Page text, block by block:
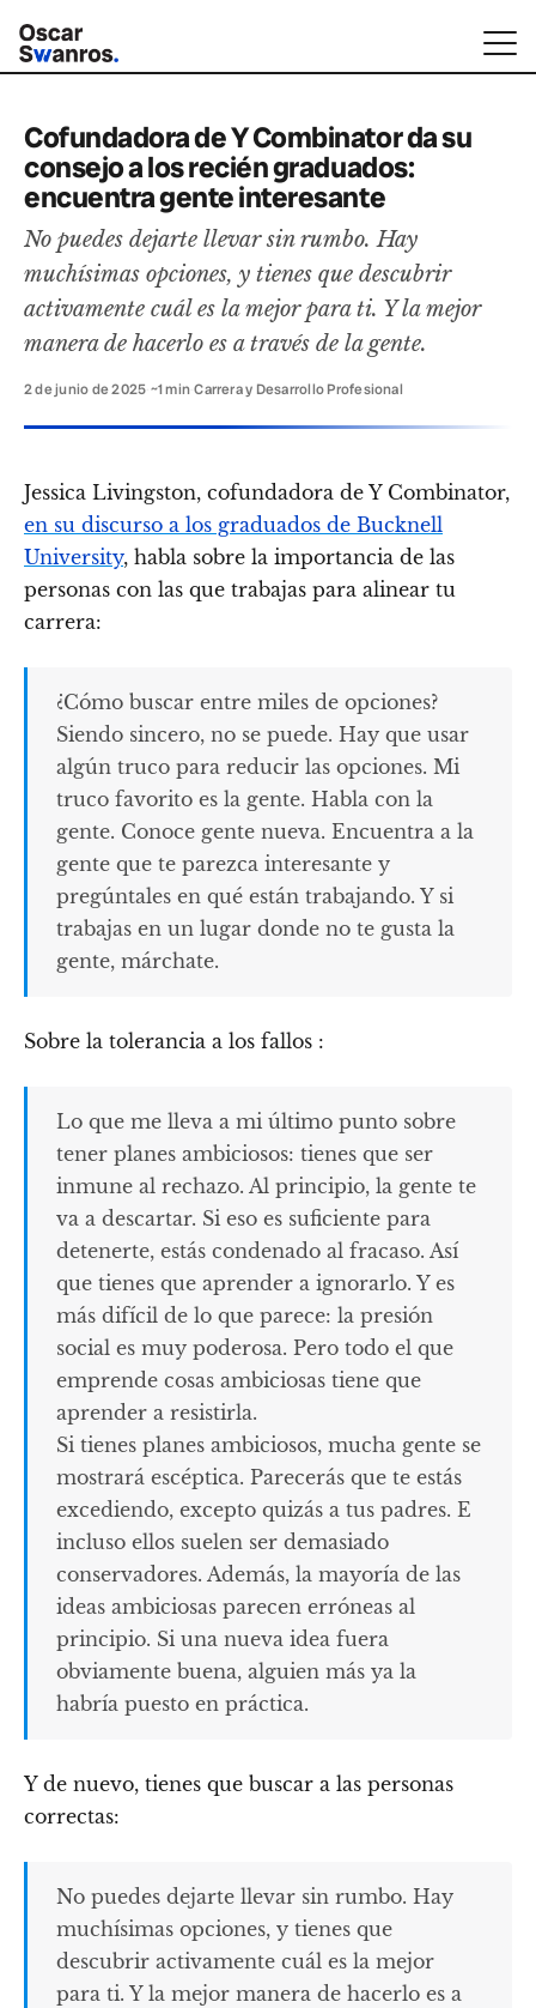
Cofundadora de Y Combinator da su
consejo a los recién graduados:
encuentra gente interesante
No puedes dejarte llevar sin rumbo. Hay
muchísimas opciones, y tienes que descubrir
activamente cuál es la mejor para ti. Y la mejor
manera de hacerlo es a través de la gente.
2 de junio de 2025 ~1 min·Carrera y Desarrollo Profesional
Jessica Livingston, cofundadora de Y Combinator,
en su discurso a los graduados de Bucknell
University, habla sobre la importancia de las
personas con las que trabajas para alinear tu
carrera:
¿Cómo buscar entre miles de opciones?
Siendo sincero, no se puede. Hay que usar
algún truco para reducir las opciones. Mi
truco favorito es la gente. Habla con la
gente. Conoce gente nueva. Encuentra a la
gente que te parezca interesante y
pregúntales en qué están trabajando. Y si
trabajas en un lugar donde no te gusta la
gente, márchate.
Sobre la tolerancia a los fallos :
Lo que me lleva a mi último punto sobre
tener planes ambiciosos: tienes que ser
inmune al rechazo. Al principio, la gente te
va a descartar. Si eso es suficiente para
detenerte, estás condenado al fracaso. Así
que tienes que aprender a ignorarlo. Y es
más difícil de lo que parece: la presión
social es muy poderosa. Pero todo el que
emprende cosas ambiciosas tiene que
aprender a resistirla.
Si tienes planes ambiciosos, mucha gente se
mostrará escéptica. Parecerás que te estás
excediendo, excepto quizás a tus padres. E
incluso ellos suelen ser demasiado
conservadores. Además, la mayoría de las
ideas ambiciosas parecen erróneas al
principio. Si una nueva idea fuera
obviamente buena, alguien más ya la
habría puesto en práctica.
Y de nuevo, tienes que buscar a las personas
correctas:
No puedes dejarte llevar sin rumbo. Hay
muchísimas opciones, y tienes que
descubrir activamente cuál es la mejor
para ti. Y la mejor manera de hacerlo es a